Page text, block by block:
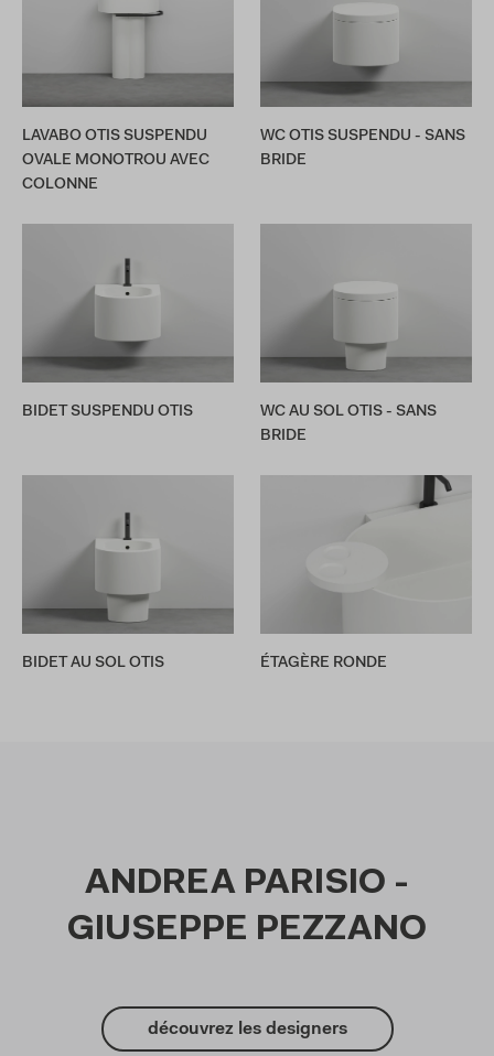
LAVABO OTIS SUSPENDU
OVALE MONOTROU AVEC
COLONNE
WC OTIS SUSPENDU - SANS
BRIDE
BIDET SUSPENDU OTIS
WC AU SOL OTIS - SANS
BRIDE
BIDET AU SOL OTIS ÉTAGÈRE RONDE
ANDREA PARISIO -
GIUSEPPE PEZZANO
découvrez les designers